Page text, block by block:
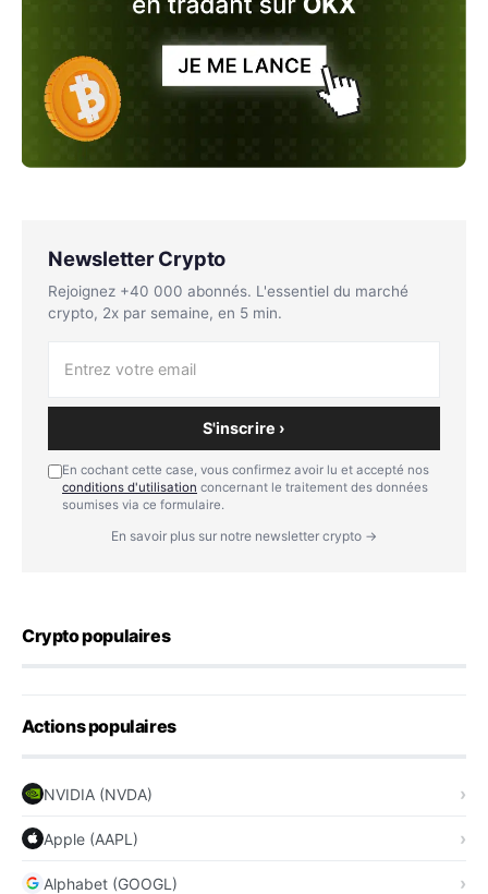
Newsletter Crypto
Rejoignez +40 000 abonnés. L'essentiel du marché
crypto, 2x par semaine, en 5 min.
S'inscrire ›
En cochant cette case, vous confirmez avoir lu et accepté nos
conditions d'utilisation concernant le traitement des données
soumises via ce formulaire.
En savoir plus sur notre newsletter crypto →
Crypto populaires
Actions populaires
NVIDIA (NVDA)
Apple (AAPL)
Alphabet (GOOGL)